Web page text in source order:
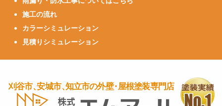
施工の流れ
カラーシミュレーション
見積りシミュレーション